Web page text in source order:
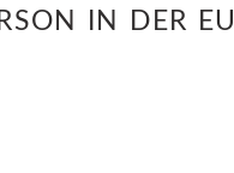
IN DER EU